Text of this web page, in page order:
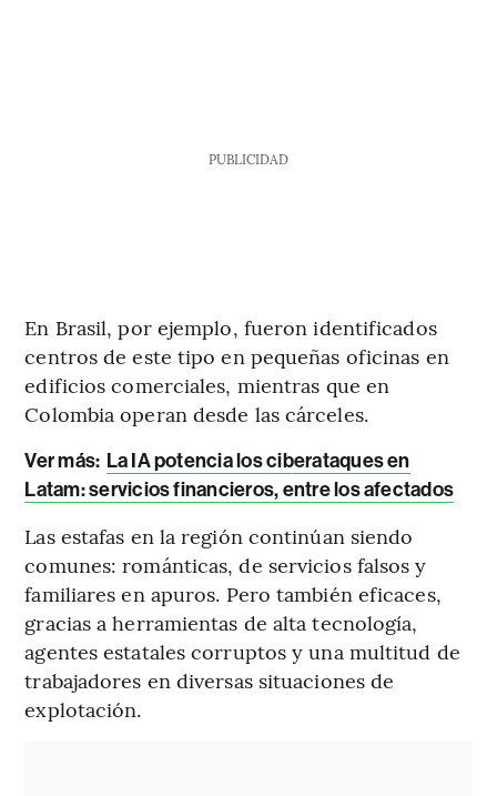
PUBLICIDAD
En Brasil, por ejemplo, fueron identificados
centros de este tipo en pequeñas oficinas en
edificios comerciales, mientras que en
Colombia operan desde las cárceles.
Ver más: La IA potencia los ciberataques en
Latam: servicios financieros, entre los afectados
Las estafas en la región continúan siendo
comunes: románticas, de servicios falsos y
familiares en apuros. Pero también eficaces,
gracias a herramientas de alta tecnología,
agentes estatales corruptos y una multitud de
trabajadores en diversas situaciones de
explotación.